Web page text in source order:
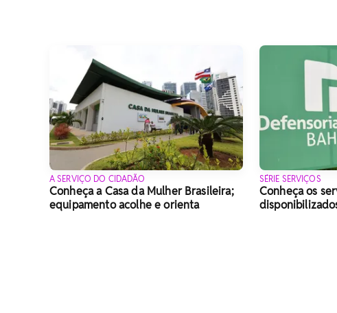
A SERVIÇO DO CIDADÃO
Conheça a Casa da Mulher Brasileira;
equipamento acolhe e orienta
SÉRIE SERVIÇOS
Conheça os